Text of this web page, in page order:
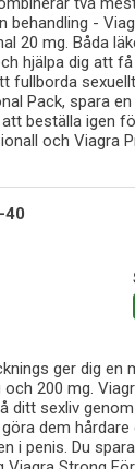
behandling -
20 mg. Båda
hjälpa dig att
fullborda
Pack, spara
beställa igen
och Viagra
40
ger dig en
200 mg.
ditt sexliv
dem
i penis. Du